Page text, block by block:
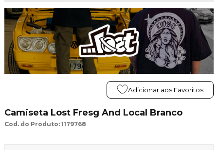
Adicionar aos Favoritos
Camiseta Lost Fresg And Local Branco
Cod. do Produto: 1179768